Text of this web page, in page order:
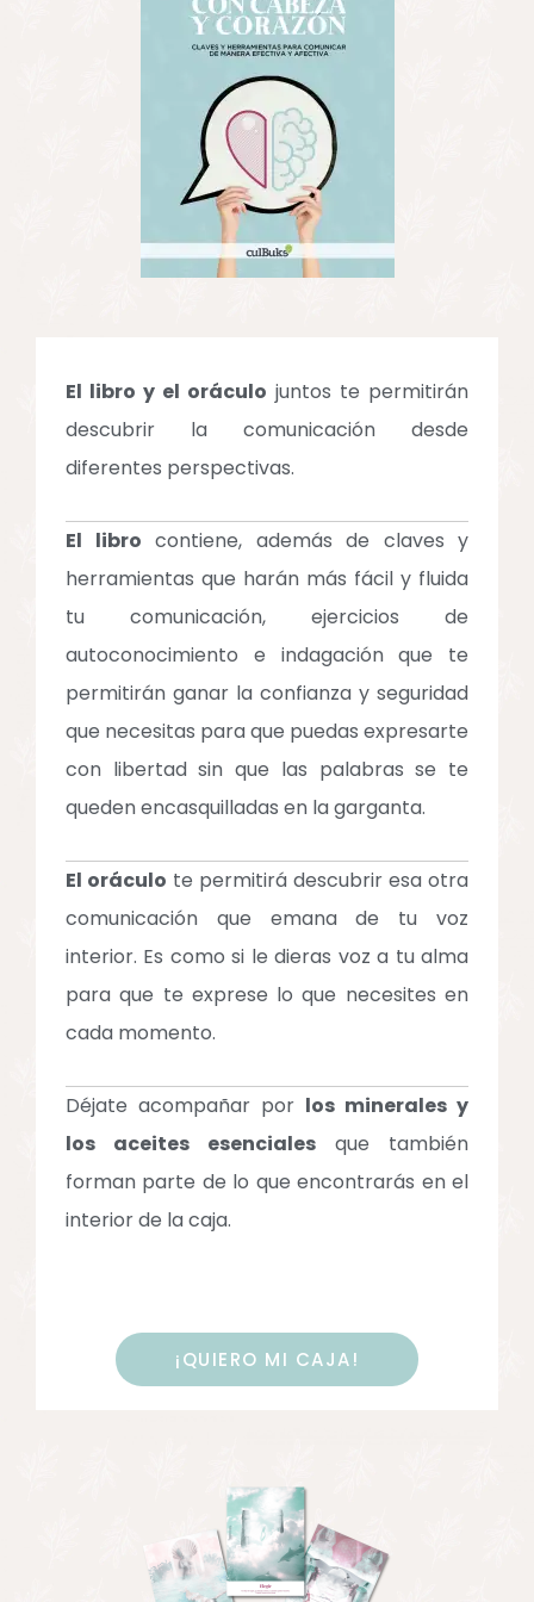
El libro y el oráculo juntos te permitirán
descubrir la comunicación desde
diferentes perspectivas.
El libro contiene, además de claves y
herramientas que harán más fácil y fluida
tu comunicación, ejercicios de
autoconocimiento e indagación que te
permitirán ganar la confianza y seguridad
que necesitas para que puedas expresarte
con libertad sin que las palabras se te
queden encasquilladas en la garganta.
El oráculo te permitirá descubrir esa otra
comunicación que emana de tu voz
interior. Es como si le dieras voz a tu alma
para que te exprese lo que necesites en
cada momento.
Déjate acompañar por los minerales y
los aceites esenciales que también
forman parte de lo que encontrarás en el
interior de la caja.
¡QUIERO MI CAJA!